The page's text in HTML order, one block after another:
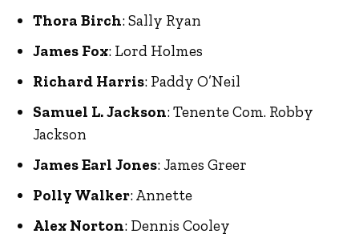
Thora Birch: Sally Ryan
James Fox: Lord Holmes
Richard Harris: Paddy O’Neil
Samuel L. Jackson: Tenente Com. Robby
Jackson
James Earl Jones: James Greer
Polly Walker: Annette
Alex Norton: Dennis Cooley